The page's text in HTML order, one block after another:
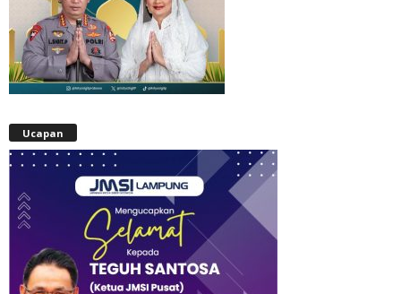
Ucapan